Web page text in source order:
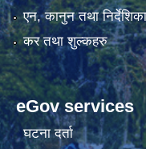
एन, कानुन तथा निर्देशिका
कर तथा शुल्कहरु
eGov services
घटना दर्ता